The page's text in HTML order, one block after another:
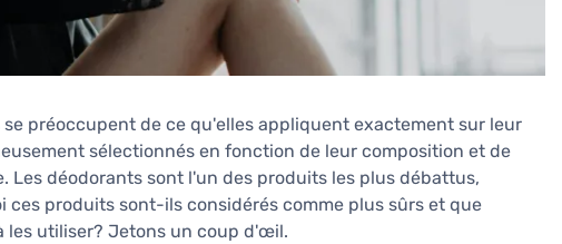
préoccupent de ce qu'elles appliquent exactement sur leur
sélectionnés en fonction de leur composition et de
Les déodorants sont l'un des produits les plus débattus,
ces produits sont-ils considérés comme plus sûrs et que
les utiliser? Jetons un coup d'œil.